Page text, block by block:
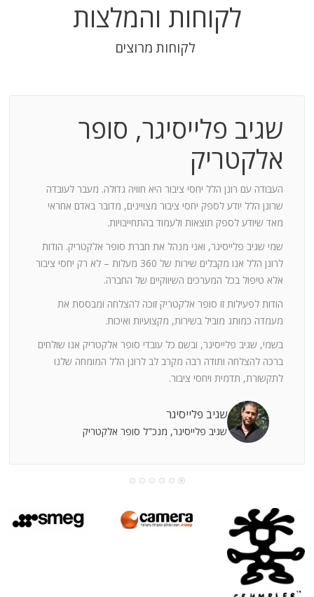
לקוחות והמלצות
לקוחות מרוצים
שגיב פלייסיגר, סופר
אלקטריק
העבודה עם רונן הלל יחסי ציבור היא חוויה גדולה. מעבר לעובדה
שרונן הלל יודע לספק יחסי ציבור מצויינים, מדובר באדם אחראי
מאד שיודע לספק תוצאות ולעמוד בהתחייבויות.
שמי שגיב פלייסיגר, ואני מנהל את חברת סופר אלקטריק. הודות
לרונן הלל אנו מקבלים שירות של 360 מעלות – לא רק יחסי ציבור
אלא טיפול בכל המערכים השיווקיים של החברה.
הודות לפעילות זו סופר אלקטריק זוכה להצלחה ומבססת את
מעמדה כמותג מוביל בשירות, מקצועיות ואיכות.
בשמי, שגיב פלייסיגר, ובשם כל עובדי סופר אלקטריק אנו שולחים
ברכה להצלחה ותודה רבה מקרב לב לרונן הלל המומחה שלנו
לתקשורת, תדמית ויחסי ציבור.
שגיב פלייסיגר
שגיב פלייסיגר, מנכ"ל סופר אלקטריק